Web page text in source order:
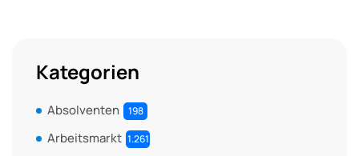
Kategorien
Absolventen 198
Arbeitsmarkt 1.261